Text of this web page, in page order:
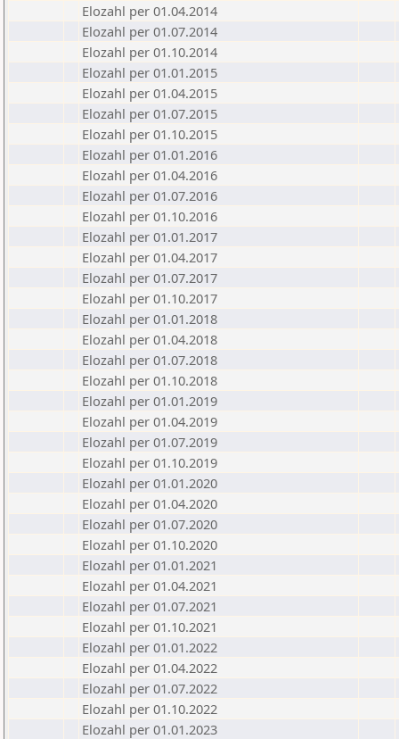
Elozahl per 01.04.2014
Elozahl per 01.07.2014
Elozahl per 01.10.2014
Elozahl per 01.01.2015
Elozahl per 01.04.2015
Elozahl per 01.07.2015
Elozahl per 01.10.2015
Elozahl per 01.01.2016
Elozahl per 01.04.2016
Elozahl per 01.07.2016
Elozahl per 01.10.2016
Elozahl per 01.01.2017
Elozahl per 01.04.2017
Elozahl per 01.07.2017
Elozahl per 01.10.2017
Elozahl per 01.01.2018
Elozahl per 01.04.2018
Elozahl per 01.07.2018
Elozahl per 01.10.2018
Elozahl per 01.01.2019
Elozahl per 01.04.2019
Elozahl per 01.07.2019
Elozahl per 01.10.2019
Elozahl per 01.01.2020
Elozahl per 01.04.2020
Elozahl per 01.07.2020
Elozahl per 01.10.2020
Elozahl per 01.01.2021
Elozahl per 01.04.2021
Elozahl per 01.07.2021
Elozahl per 01.10.2021
Elozahl per 01.01.2022
Elozahl per 01.04.2022
Elozahl per 01.07.2022
Elozahl per 01.10.2022
Elozahl per 01.01.2023